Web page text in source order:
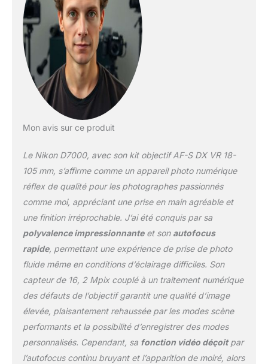
Mon avis sur ce produit
Le Nikon D7000, avec son kit objectif AF-S DX VR 18-
105 mm, s’affirme comme un appareil photo numérique
réflex de qualité pour les photographes passionnés
comme moi, appréciant une prise en main agréable et
une finition irréprochable. J’ai été conquis par sa
polyvalence impressionnanteet son autofocus
rapide, permettant une expérience de prise de photo
fluide même en conditions d’éclairage difficiles. Son
capteur de 16, 2 Mpix couplé à un traitement numérique
des défauts de l’objectif garantit une qualité d’image
élevée, plaisantement rehaussée par les modes scène
performants et la possibilité d’enregistrer des modes
personnalisés. Cependant, sa fonction vidéo déçoitpar
l’autofocus continu bruyant et l’apparition de moiré, alors